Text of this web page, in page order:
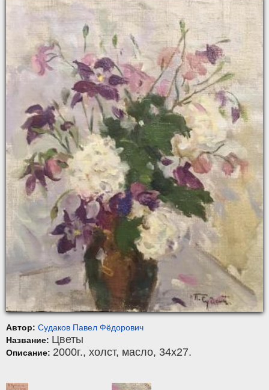
Автор: Судаков Павел Фёдорович
Название: Цветы
Описание: 2000г., холст, масло, 34x27.